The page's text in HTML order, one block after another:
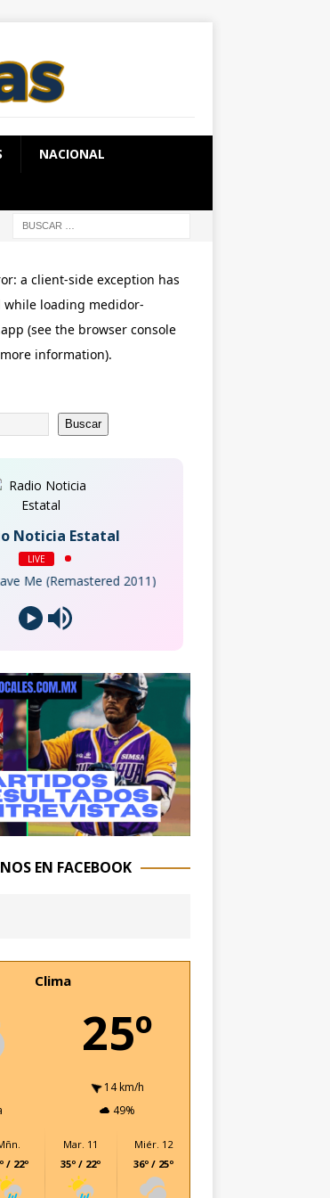
NACIONAL
Buscar
Noticia Estatal
LIVE
Me (Remastered 2011)
EN FACEBOOK
Clima
25º
14 km/h
49%
/ 22º
Mar. 11
35º / 22º
Miér. 12
36º / 25º